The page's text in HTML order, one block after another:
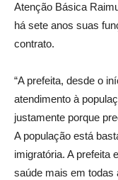
Atenção Básica
há sete anos suas
contrato.
“A prefeita, desde o
atendimento à
justamente porque
A população está
imigratória. A prefeita
saúde mais em todas